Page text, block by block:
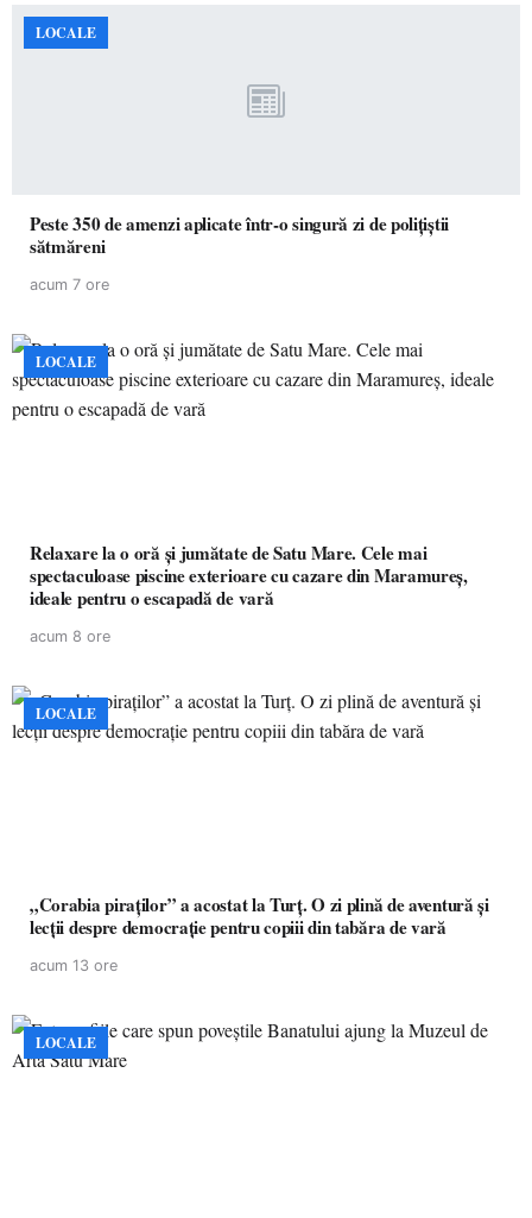
LOCALE
Peste 350 de amenzi aplicate într-o singură zi de polițiștii
sătmăreni
acum 7 ore
LOCALE
Relaxare la o oră și jumătate de Satu Mare. Cele mai
spectaculoase piscine exterioare cu cazare din Maramureș,
ideale pentru o escapadă de vară
acum 8 ore
LOCALE
„Corabia piraților” a acostat la Turț. O zi plină de aventură și
lecții despre democrație pentru copiii din tabăra de vară
acum 13 ore
LOCALE